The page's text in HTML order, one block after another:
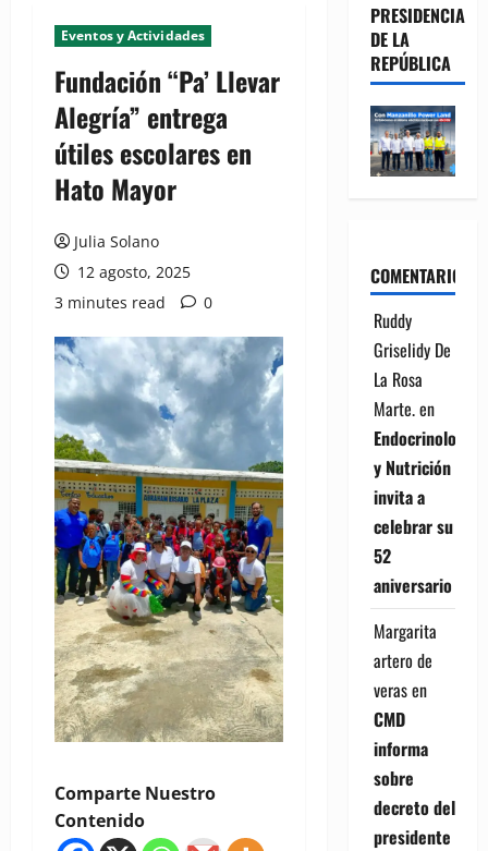
Eventos y Actividades
Fundación “Pa’ Llevar
Alegría” entrega
útiles escolares en
Hato Mayor
Julia Solano
12 agosto, 2025
3 minutes read
0
Comparte Nuestro
Contenido
PRESIDENCIA
DE LA
REPÚBLICA
COMENTARIOS
Ruddy
Griselidy De
La Rosa
Marte.en
Endocrinología
y Nutrición
invita a
celebrar su
52
aniversario
Margarita
artero de
verasen
CMD
informa
sobre
decreto del
presidente